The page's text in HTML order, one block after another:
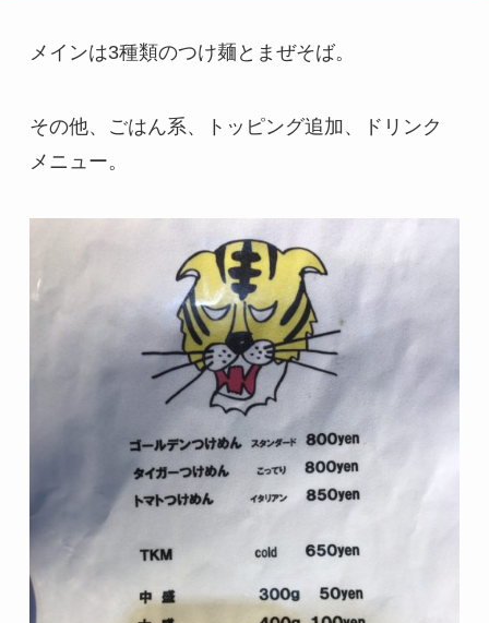
メインは3種類のつけ麺とまぜそば。
その他、ごはん系、トッピング追加、ドリンク
メニュー。